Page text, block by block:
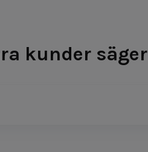
kunder säger